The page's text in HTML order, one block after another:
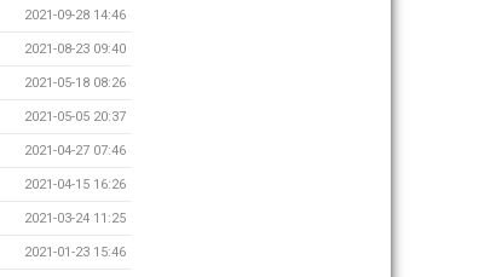
2021-09-28 14:46
2021-08-23 09:40
2021-05-18 08:26
2021-05-05 20:37
2021-04-27 07:46
2021-04-15 16:26
2021-03-24 11:25
2021-01-23 15:46